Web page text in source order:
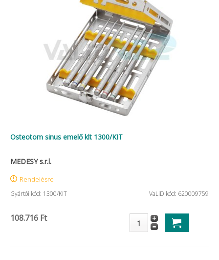
Osteotom sinus emelő klt 1300/KIT
MEDESY s.r.l.
Rendelésre
Gyártói kód: 1300/KIT VaLiD kód: 620009759
108.716 Ft